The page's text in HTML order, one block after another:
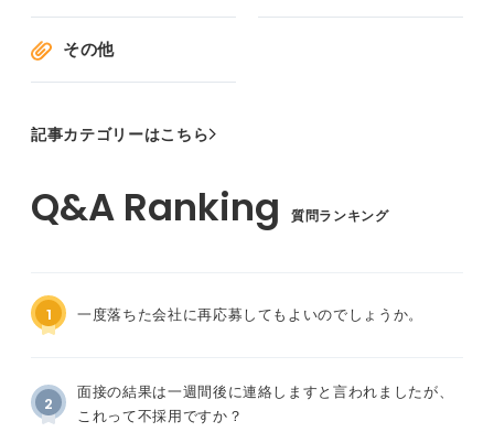
その他
記事カテゴリーはこちら
質問ランキング
1 一度落ちた会社に再応募してもよいのでしょうか。
2
面接の結果は一週間後に連絡しますと言われましたが、
これって不採用ですか？